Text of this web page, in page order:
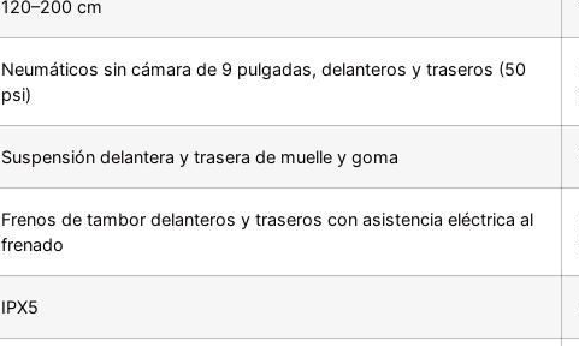
120–200 cm
Neumáticos sin cámara de 9 pulgadas, delanteros y traseros (50
psi)
Suspensión delantera y trasera de muelle y goma
Frenos de tambor delanteros y traseros con asistencia eléctrica al
frenado
IPX5